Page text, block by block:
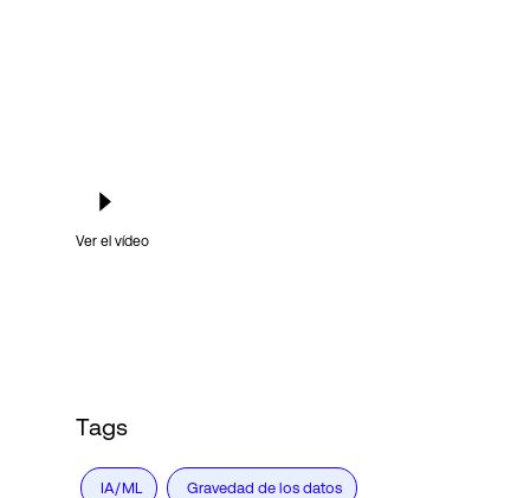
Ver el vídeo
Tags
IA/ML Gravedad de los datos